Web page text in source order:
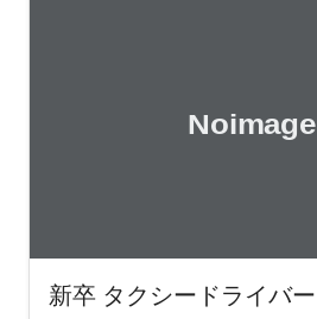
新卒 タクシードライバー